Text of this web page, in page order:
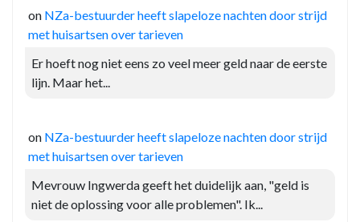
on NZa-bestuurder heeft slapeloze nachten door strijd
met huisartsen over tarieven
Er hoeft nog niet eens zo veel meer geld naar de eerste
lijn. Maar het...
on NZa-bestuurder heeft slapeloze nachten door strijd
met huisartsen over tarieven
Mevrouw Ingwerda geeft het duidelijk aan, "geld is
niet de oplossing voor alle problemen". Ik...